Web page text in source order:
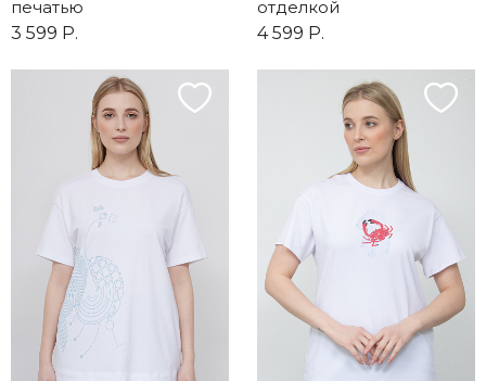
печатью
3 599 Р.
отделкой
4 599 Р.